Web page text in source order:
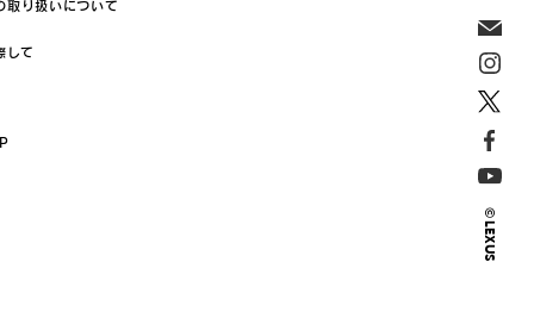
取り扱いについて
して
© LEXUS